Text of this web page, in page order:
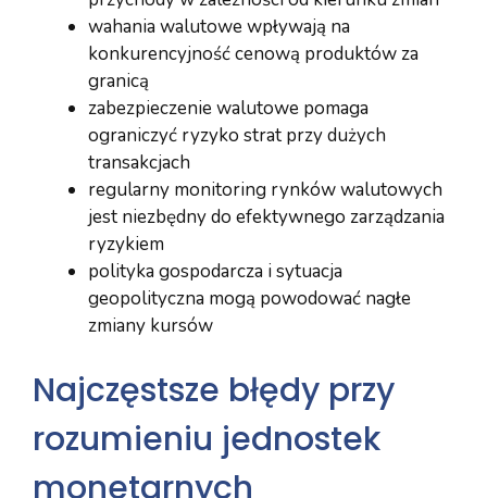
wahania walutowe wpływają na
konkurencyjność cenową produktów za
granicą
zabezpieczenie walutowe pomaga
ograniczyć ryzyko strat przy dużych
transakcjach
regularny monitoring rynków walutowych
jest niezbędny do efektywnego zarządzania
ryzykiem
polityka gospodarcza i sytuacja
geopolityczna mogą powodować nagłe
zmiany kursów
Najczęstsze błędy przy
rozumieniu jednostek
monetarnych